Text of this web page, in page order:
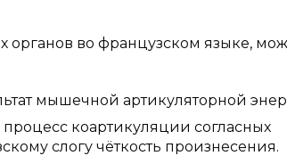
органов во французском языке,
мышечной артикуляторной
коартикуляции согласных
слогу чёткость произнесения.